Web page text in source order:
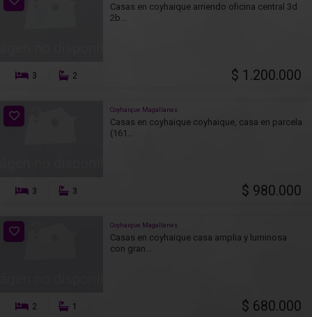
Casas en coyhaique arriendo oficina central 3d
2b...
3 2 $ 1.200.000
Coyhaique Magallanes
Casas en coyhaique coyhaique, casa en parcela
(161...
3 3 $ 980.000
Coyhaique Magallanes
Casas en coyhaique casa amplia y luminosa
con gran...
2 1 $ 680.000